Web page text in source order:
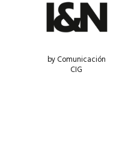
by Comunicación
CIG